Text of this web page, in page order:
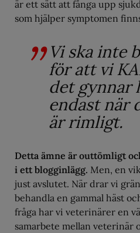
är ett sätt att fånga upp
som hjälper symptomen
Vi ska inte
för att vi
det gynnar
endast när
är rimligt.
Detta ämne är outtömligt
i ett blogginlägg. Men, en
just avslutet. När drar vi
behandla en gammal häst
fråga har vi veterinärer en
samarbete mellan veterinär